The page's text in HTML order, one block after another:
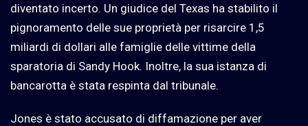
diventato incerto. Un giudice del Texas ha stabilito il
pignoramento delle sue proprietà per risarcire 1,5
miliardi di dollari alle famiglie delle vittime della
sparatoria di Sandy Hook. Inoltre, la sua istanza di
bancarotta è stata respinta dal tribunale.
Jones è stato accusato di diffamazione per aver